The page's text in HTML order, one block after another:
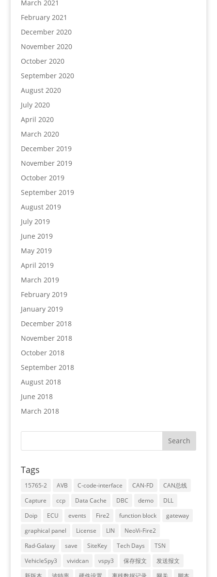
March 2021
February 2021
December 2020
November 2020
October 2020
September 2020
August 2020
July 2020
April 2020
March 2020
December 2019
November 2019
October 2019
September 2019
August 2019
July 2019
June 2019
May 2019
April 2019
March 2019
February 2019
January 2019
December 2018
November 2018
October 2018
September 2018
August 2018
June 2018
March 2018
Tags
15765-2 AVB C-code-interface CAN-FD
CAN总线
Capture
ccp Data Cache DBC demo
DLL
Doip
ECU events Fire2 function block
gateway
graphical panel
License LIN
NeoVi-Fire2
Rad-Galaxy
save SiteKey Tech Days
TSN
VehicleSpy3
vividcan vspy3 保存报文
发送报文